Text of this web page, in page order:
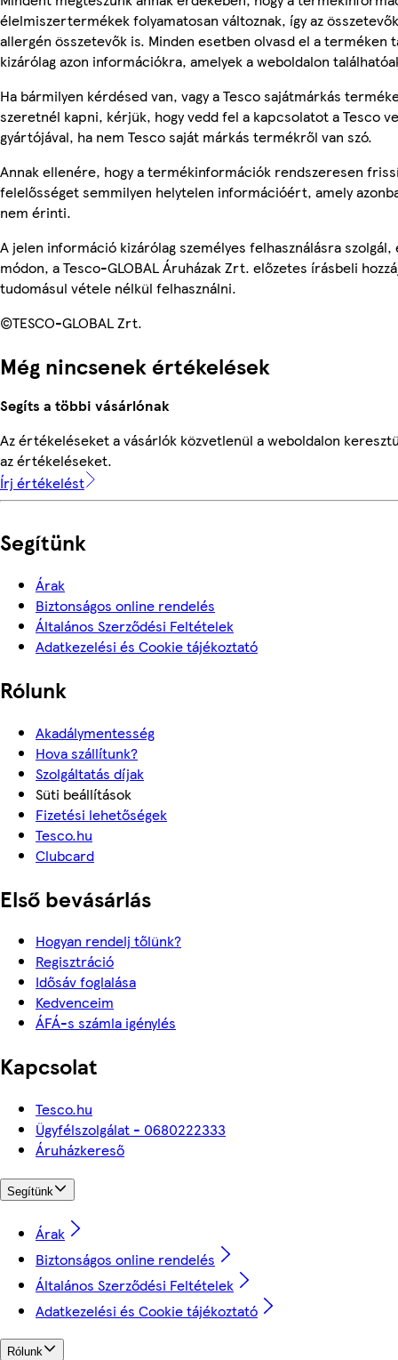
élelmiszertermékek folyamatosan változnak, így az
allergén összetevők is. Minden esetben olvasd el a terméken
kizárólag azon információkra, amelyek a weboldalon
Ha bármilyen kérdésed van, vagy a Tesco sajátmárkás
szeretnél kapni, kérjük, hogy vedd fel a kapcsolatot a Tesco
gyártójával, ha nem Tesco saját márkás termékről van szó.
Annak ellenére, hogy a termékinformációk rendszeresen
felelősséget semmilyen helytelen információért, amely
nem érinti.
A jelen információ kizárólag személyes felhasználásra
módon, a Tesco-GLOBAL Áruházak Zrt. előzetes írásbeli
tudomásul vétele nélkül felhasználni.
©TESCO-GLOBAL Zrt.
Még nincsenek értékelések
Segíts a többi vásárlónak
Az értékeléseket a vásárlók közvetlenül a weboldalon
az értékeléseket.
Írj értékelést
Segítünk
Árak
Biztonságos online rendelés
Általános Szerződési Feltételek
Adatkezelési és Cookie tájékoztató
Rólunk
Akadálymentesség
Hova szállítunk?
Szolgáltatás díjak
Süti beállítások
Fizetési lehetőségek
Tesco.hu
Clubcard
Első bevásárlás
Hogyan rendelj tőlünk?
Regisztráció
Idősáv foglalása
Kedvenceim
ÁFÁ-s számla igénylés
Kapcsolat
Tesco.hu
Ügyfélszolgálat - 0680222333
Áruházkereső
Segítünk
Árak
Biztonságos online rendelés
Általános Szerződési Feltételek
Adatkezelési és Cookie tájékoztató
Rólunk